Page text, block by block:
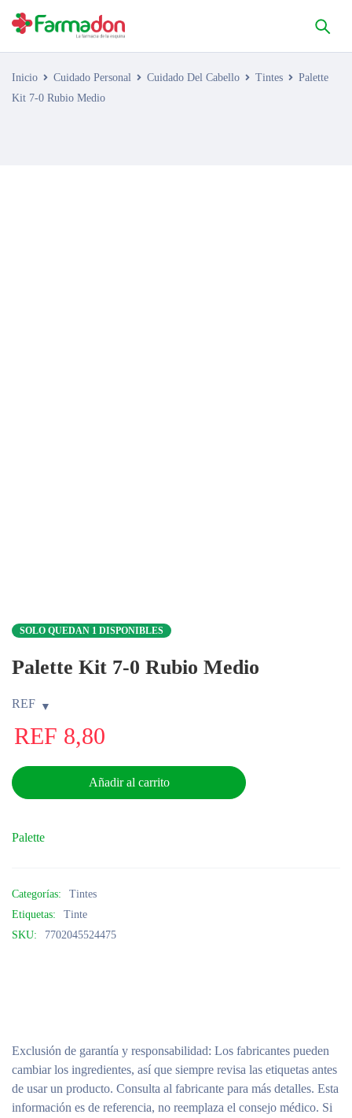
Inicio Cuidado Personal Cuidado Del Cabello Tintes
Palette
Kit 7-0 Rubio Medio
SOLO QUEDAN 1 DISPONIBLES
Palette Kit 7-0 Rubio Medio
REF
REF 8,80
Añadir al carrito
Palette
Categorías:
Tintes
Etiquetas:
Tinte
SKU:
7702045524475
Exclusión de garantía y responsabilidad: Los fabricantes pueden
cambiar los ingredientes, así que siempre revisa las etiquetas antes
de usar un producto. Consulta al fabricante para más detalles. Esta
información es de referencia, no reemplaza el consejo médico. Si